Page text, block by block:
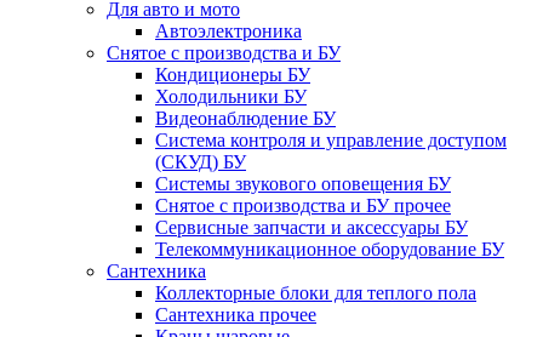
Для авто и мото
Автоэлектроника
Снятое с производства и БУ
Кондиционеры БУ
Холодильники БУ
Видеонаблюдение БУ
Система контроля и управление доступом
(СКУД) БУ
Системы звукового оповещения БУ
Снятое с производства и БУ прочее
Сервисные запчасти и аксессуары БУ
Телекоммуникационное оборудование БУ
Сантехника
Коллекторные блоки для теплого пола
Сантехника прочее